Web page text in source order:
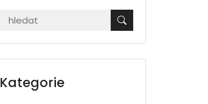
Kategorie